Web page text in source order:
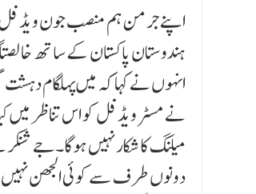
اپنے جرمن ہم منصب جون ویڈفل
ہندوستان پاکستان کے ساتھ
انہوں نے کہا کہ میں پہلگام دہشت
نے مسٹر ویڈفل کو اس تناظر میں
میلنگ کا شکار نہیں ہوگا۔جے
دونوں طرف سے کوئی الجھن نہیں